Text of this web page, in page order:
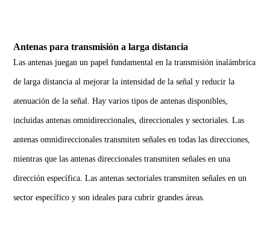
Antenas para transmisión a larga distancia
Lasantenas juegan un papel fundamental en la transmisión inalámbrica
de larga distancia al mejorar la intensidad de la señal y reducir la
atenuación de la señal. Hay varios tipos de antenas disponibles,
incluidas antenas omnidireccionales, direccionales y sectoriales. Las
antenas omnidireccionales transmiten señales en todas las direcciones,
mientras que las antenas direccionales transmiten señales en una
dirección específica. Las antenas sectoriales transmiten señales en un
sector específico y son ideales para cubrir grandes áreas.